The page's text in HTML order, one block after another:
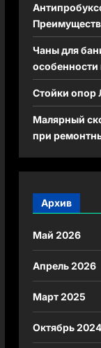
Чаны для
особенности
Стойки опор
Малярный
при
Архив
Май 2026
Апрель 2026
Март 2025
Октябрь 2024